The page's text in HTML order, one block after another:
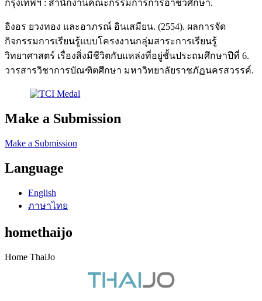
กรุงเทพฯ : สำนักงานคณะกรรมการการอาชีวศึกษา.
อิงอร ยวงทอง และอาภรณ์ อินเสมียน. (2554). ผลการจัด
กิจกรรมการเรียนรู้แบบโครงงานกลุ่มสาระการเรียนรู้
วิทยาศาสตร์ เรื่องสิ่งมีชีวิตกับแหล่งที่อยู่ชั้นประถมศึกษาปีที่ 6.
วารสารวิชาการบัณฑิตศึกษา มหาวิทยาลัยราชภัฏนครสวรรค์.
Make a Submission
Make a Submission
Language
English
ภาษาไทย
homethaijo
Home ThaiJo